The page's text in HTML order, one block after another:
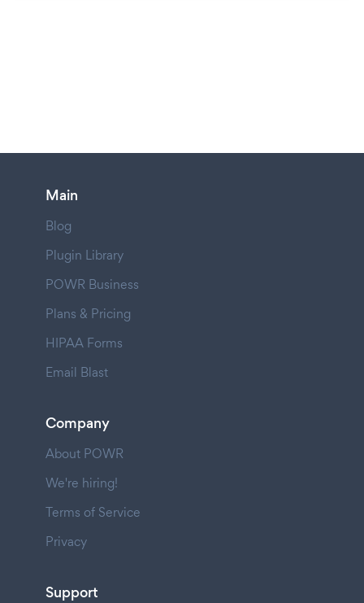
Main
Blog
Plugin Library
POWR Business
Plans & Pricing
HIPAA Forms
Email Blast
Company
About POWR
We're hiring!
Terms of Service
Privacy
Support